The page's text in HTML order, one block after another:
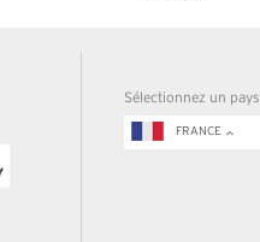
Sélectionnez un pays
FRANCE